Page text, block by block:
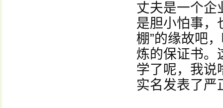
丈夫是一个企
是胆小怕事，
棚”的缘故吧
炼的保证书。
学了呢，我说
实名发表了严